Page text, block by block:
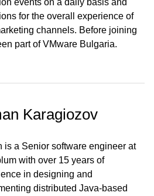
for the overall experience of
channels. Before joining
part of VMware Bulgaria.
Karagiozov
is a Senior software engineer at
with over 15 years of
in designing and
distributed Java-based